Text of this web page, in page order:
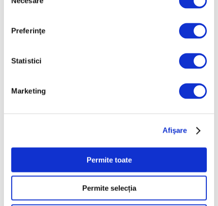
consimțământului
Preferinţe
Statistici
Marketing
Afişare
Permite toate
Permite selecția
Mai 2026
Martie 2026